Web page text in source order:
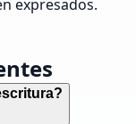
expresados.